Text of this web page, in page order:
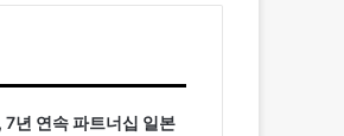
7년 연속 파트너십 일본